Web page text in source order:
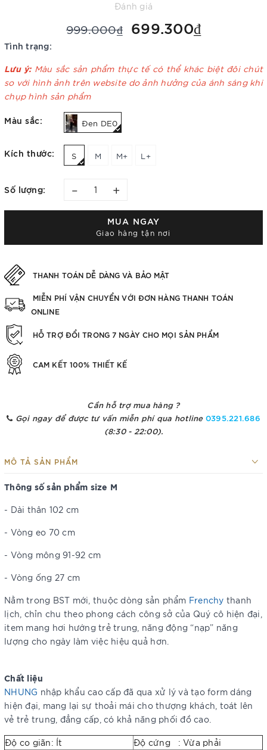
Đánh giá
999.000₫ 699.300₫
Tình trạng:
Lưu ý: Màu sắc sản phẩm thực tế có thể khác biệt đôi chút
so với hình ảnh trên website do ảnh hưởng của ánh sáng khi
chụp hình sản phẩm
Màu sắc: Đen DE0
Kích thước: S M M+ L+
Số lượng: – +
MUA NGAY
Giao hàng tận nơi
THANH TOÁN DỄ DÀNG VÀ BẢO MẬT
MIỄN PHÍ VẬN CHUYỂN VỚI ĐƠN HÀNG THANH TOÁN
ONLINE
HỖ TRỢ ĐỔI TRONG 7 NGÀY CHO MỌI SẢN PHẨM
CAM KẾT 100% THIẾT KẾ
Cần hỗ trợ mua hàng ?
Gọi ngay để được tư vấn miễn phí qua hotline 0395.221.686
(8:30 - 22:00).
MÔ TẢ SẢN PHẨM
Thông số sản phẩm size M
- Dài thân 102 cm
- Vòng eo 70 cm
- Vòng mông 91-92 cm
- Vòng ống 27 cm
Nằm trong BST mới, thuộc dòng sản phẩm Frenchy thanh
lịch, chỉn chu theo phong cách công sở của Quý cô hiện đại,
item mang hơi hướng trẻ trung, năng động “nạp” năng
lượng cho ngày làm việc hiệu quả hơn.
Chất liệu
NHUNG nhập khẩu cao cấp đã qua xử lý và tạo form dáng
hiện đại, mang lại sự thoải mái cho thượng khách, toát lên
vẻ trẻ trung, đẳng cấp, có khả năng phối đồ cao.
Độ co giãn: Ít Độ cứng : Vừa phải